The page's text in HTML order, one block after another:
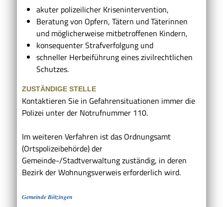
akuter polizeilicher Krisenintervention,
Beratung von Opfern, Tätern und Täterinnen
und möglicherweise mitbetroffenen Kindern,
konsequenter Strafverfolgung und
schneller Herbeiführung eines zivilrechtlichen
Schutzes.
ZUSTÄNDIGE STELLE
Kontaktieren Sie in Gefahrensituationen immer die
Polizei unter der Notrufnummer 110.
Im weiteren Verfahren ist das Ordnungsamt
(Ortspolizeibehörde) der
Gemeinde-/Stadtverwaltung zuständig, in deren
Bezirk der Wohnungsverweis erforderlich wird.
Gemeinde Bötzingen